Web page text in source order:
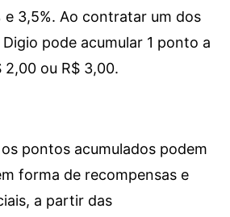
e 3,5%. Ao contratar um dos
pode acumular 1 ponto a
2,00 ou R$ 3,00.
pontos acumulados podem
forma de recompensas e
a partir das